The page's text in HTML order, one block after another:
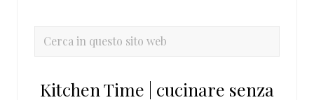
primaria
Cerca
sito
Kitchen Time | cucinare senza